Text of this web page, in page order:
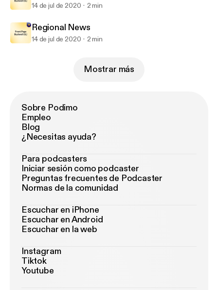
14 de jul de 2020 2 min
Regional News
14 de jul de 2020 2 min
Mostrar más
Sobre Podimo
Empleo
Blog
¿Necesitas ayuda?
Para podcasters
Iniciar sesión como podcaster
Preguntas frecuentes de Podcaster
Normas de la comunidad
Escuchar en iPhone
Escuchar en Android
Escuchar en la web
Instagram
Tiktok
Youtube